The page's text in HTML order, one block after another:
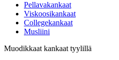
Pellavakankaat
Viskoosikankaat
Collegekankaat
Musliini
Muodikkaat kankaat tyylillä